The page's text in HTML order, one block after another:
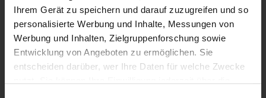
Ihrem Gerät zu speichern und darauf zuzugreifen und so
personalisierte Werbung und Inhalte, Messungen von
Werbung und Inhalten, Zielgruppenforschung sowie
Entwicklung von Angeboten zu ermöglichen. Sie
entscheiden darüber, wer Ihre Daten für welche Zwecke
All-In-One Funktion
Preise & Leistungen